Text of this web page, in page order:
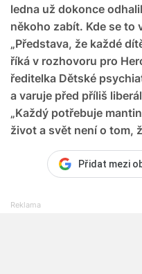
ledna už dokonce
někoho zabít. Kde se to
„Představa, že každé
říká v rozhovoru pro
ředitelka Dětské
a varuje před příliš
„Každý potřebuje
život a svět není o tom,
Přidat mezi